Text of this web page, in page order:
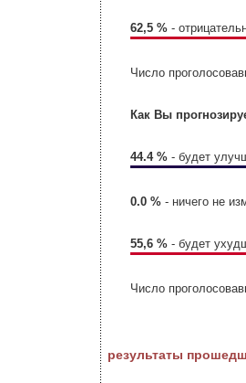
62,5 % -
Число
Как Вы
44.4 % - будет
0.0 % - ничего не
55,6 % - будет
Число
результаты